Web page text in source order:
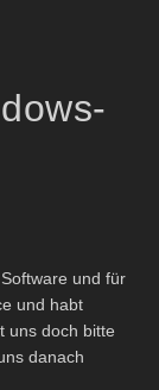
und für
und habt
uns doch bitte
danach